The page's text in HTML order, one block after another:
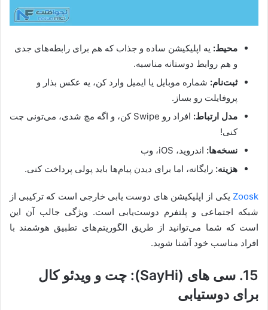
محیط: یه اپلیکیشن ساده و جذاب که هم برای رابطه‌های جدی
و هم روابط دوستانه مناسبه.
ثبت‌نام: شماره موبایل یا ایمیل وارد کن، یه عکس بذار و
پروفایلت رو بساز.
مدل ارتباط:
افراد رو Swipe کن، و اگه مچ شدی، می‌تونی چت
کنی!
نسخه‌ها: اندروید، iOS، وب
هزینه: رایگانه، اما برای دیدن پیام‌ها باید پولی پرداخت کنی.
Zoosk یکی از اپلیکیشن های دوست یابی خارجی است که ترکیبی از
شبکه اجتماعی و پلتفرم دوست‌یابی است. ویژگی جالب آن این
است که شما می‌توانید از طریق الگوریتم‌های تطبیق هوشمند با
افراد مناسب خود آشنا شوید.
15. سی های (SayHi): چت و ویدئو کال
برای دوستیابی